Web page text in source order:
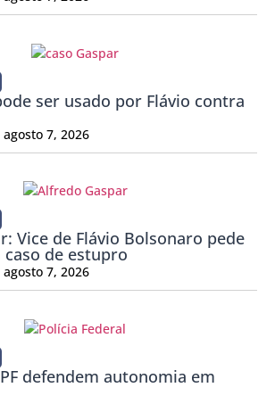
ser usado por Flávio contra
agosto 7, 2026
Vice de Flávio Bolsonaro pede
de estupro
agosto 7, 2026
defendem autonomia em